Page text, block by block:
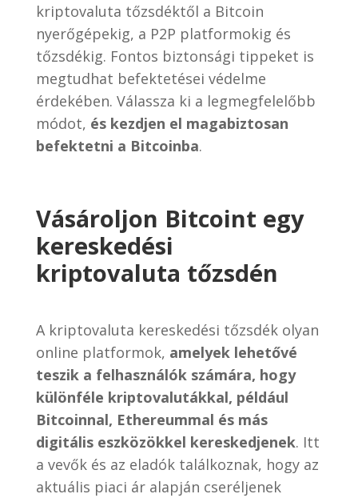
kriptovaluta tőzsdéktől a Bitcoin
nyerőgépekig, a P2P platformokig és
tőzsdékig. Fontos biztonsági tippeket is
megtudhat befektetései védelme
érdekében. Válassza ki a legmegfelelőbb
módot, és kezdjen el magabiztosan
befektetni a Bitcoinba.
Vásároljon Bitcoint egy
kereskedési
kriptovaluta tőzsdén
A kriptovaluta kereskedési tőzsdék olyan
online platformok, amelyek lehetővé
teszik a felhasználók számára, hogy
különféle kriptovalutákkal, például
Bitcoinnal, Ethereummal és más
digitális eszközökkel kereskedjenek. Itt
a vevők és az eladók találkoznak, hogy az
aktuális piaci ár alapján cseréljenek